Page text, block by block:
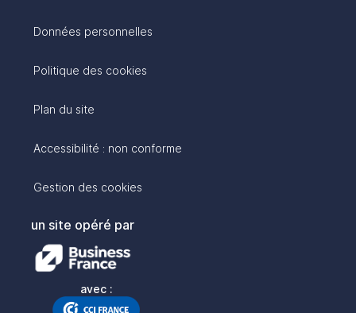
Données personnelles
Politique des cookies
Plan du site
Accessibilité : non conforme
Gestion des cookies
un site opéré par
avec :